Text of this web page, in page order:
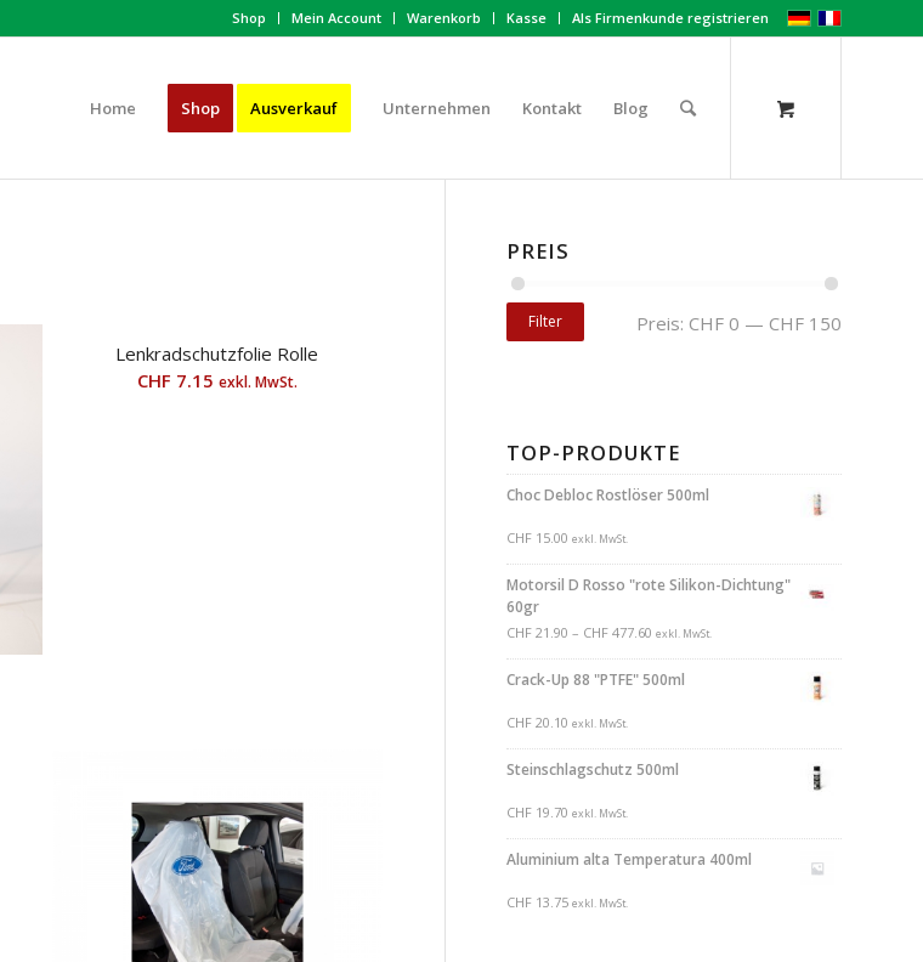
Shop Mein Account Warenkorb Kasse Als Firmenkunde registrieren
Home Shop Ausverkauf Unternehmen Kontakt Blog
Lenkradschutzfolie Rolle
CHF 7.15 exkl. MwSt.
PREIS
Filter Preis: CHF 0 — CHF 150
TOP-PRODUKTE
Choc Debloc Rostlöser 500ml
CHF 15.00 exkl. MwSt.
Motorsil D Rosso "rote Silikon-Dichtung"
60gr
CHF 21.90 – CHF 477.60 exkl. MwSt.
Crack-Up 88 "PTFE" 500ml
CHF 20.10 exkl. MwSt.
Steinschlagschutz 500ml
CHF 19.70 exkl. MwSt.
Aluminium alta Temperatura 400ml
CHF 13.75 exkl. MwSt.